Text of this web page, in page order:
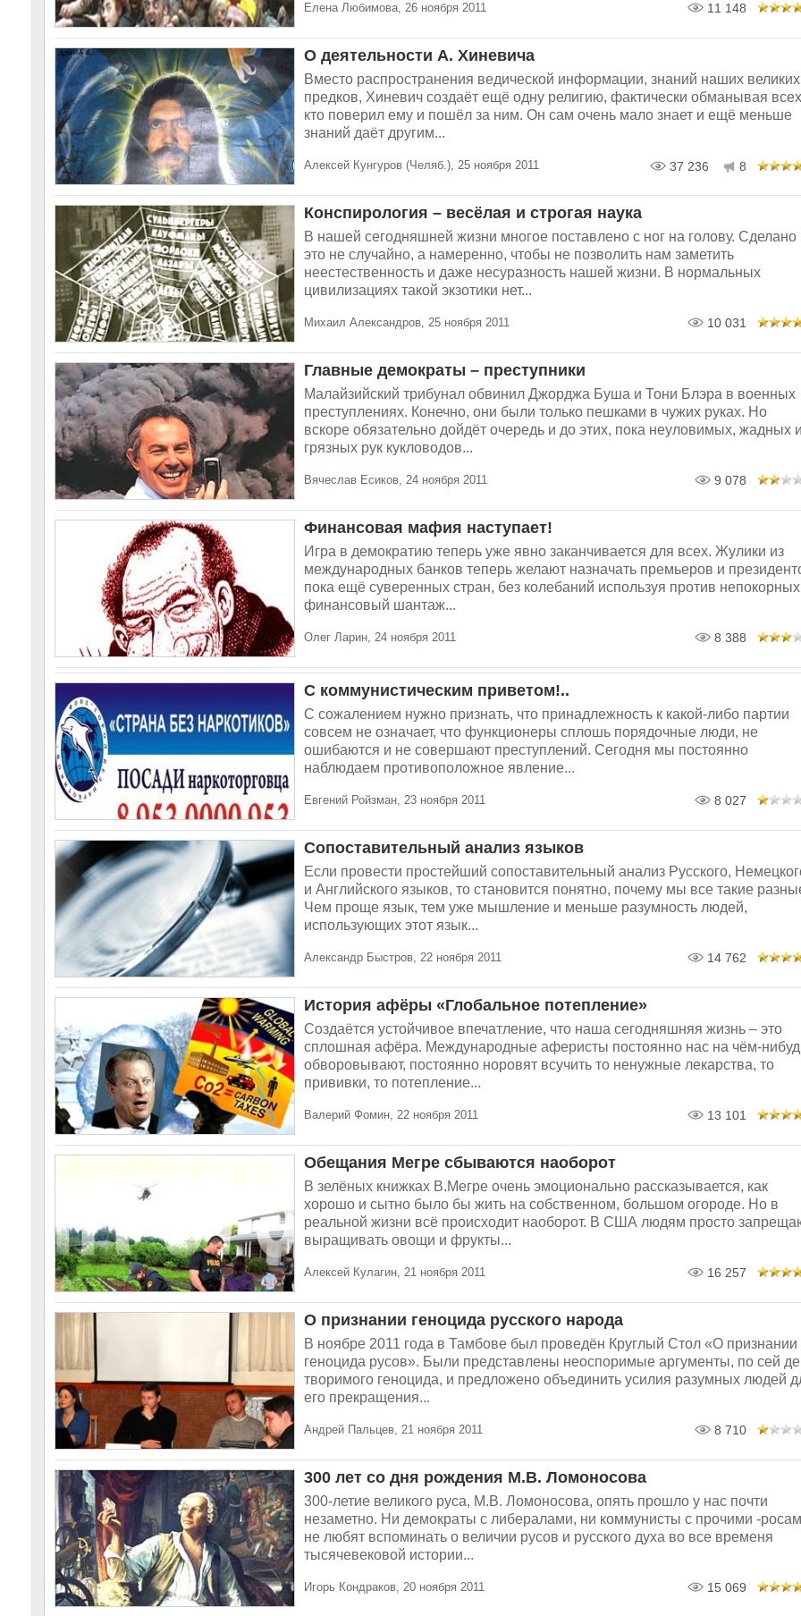
Елена Любимова, 26 ноября 2011 11 148
О деятельности А. Хиневича
Вместо распространения ведической информации, знаний наших великих
предков, Хиневич создаёт ещё одну религию, фактически обманывая
кто поверил ему и пошёл за ним. Он сам очень мало знает и ещё меньше
знаний даёт другим...
Алексей Кунгуров (Челяб.), 25 ноября 2011 37 236 8
Конспирология – весёлая и строгая наука
В нашей сегодняшней жизни многое поставлено с ног на голову. Сделано
это не случайно, а намеренно, чтобы не позволить нам заметить
неестественность и даже несуразность нашей жизни. В нормальных
цивилизациях такой экзотики нет...
Михаил Александров, 25 ноября 2011 10 031
Главные демократы – преступники
Малайзийский трибунал обвинил Джорджа Буша и Тони Блэра в военных
преступлениях. Конечно, они были только пешками в чужих руках. Но
вскоре обязательно дойдёт очередь и до этих, пока неуловимых, жадных
грязных рук кукловодов...
Вячеслав Есиков, 24 ноября 2011 9 078
Финансовая мафия наступает!
Игра в демократию теперь уже явно заканчивается для всех. Жулики из
международных банков теперь желают назначать премьеров и
пока ещё суверенных стран, без колебаний используя против непокорных
финансовый шантаж...
Олег Ларин, 24 ноября 2011 8 388
С коммунистическим приветом!..
С сожалением нужно признать, что принадлежность к какой-либо партии
совсем не означает, что функционеры сплошь порядочные люди, не
ошибаются и не совершают преступлений. Сегодня мы постоянно
наблюдаем противоположное явление...
Евгений Ройзман, 23 ноября 2011 8 027
Сопоставительный анализ языков
Если провести простейший сопоставительный анализ Русского,
и Английского языков, то становится понятно, почему мы все такие
Чем проще язык, тем уже мышление и меньше разумность людей,
использующих этот язык...
Александр Быстров, 22 ноября 2011 14 762
История афёры «Глобальное потепление»
Создаётся устойчивое впечатление, что наша сегодняшняя жизнь – это
сплошная афёра. Международные аферисты постоянно нас на чём-
обворовывают, постоянно норовят всучить то ненужные лекарства, то
прививки, то потепление...
Валерий Фомин, 22 ноября 2011 13 101
Обещания Мегре сбываются наоборот
В зелёных книжках В.Мегре очень эмоционально рассказывается, как
хорошо и сытно было бы жить на собственном, большом огороде. Но в
реальной жизни всё происходит наоборот. В США людям просто
выращивать овощи и фрукты...
Алексей Кулагин, 21 ноября 2011 16 257
О признании геноцида русского народа
В ноябре 2011 года в Тамбове был проведён Круглый Стол «О признании
геноцида русов». Были представлены неоспоримые аргументы, по сей
творимого геноцида, и предложено объединить усилия разумных людей
его прекращения...
Андрей Пальцев, 21 ноября 2011 8 710
300 лет со дня рождения М.В. Ломоносова
300-летие великого руса, М.В. Ломоносова, опять прошло у нас почти
незаметно. Ни демократы с либералами, ни коммунисты с прочими -
не любят вспоминать о величии русов и русского духа во все временя
тысячевековой истории...
Игорь Кондраков, 20 ноября 2011 15 069